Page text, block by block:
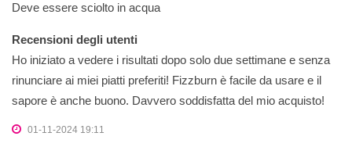
Deve essere sciolto in acqua
Recensioni degli utenti
Ho iniziato a vedere i risultati dopo solo due settimane e senza
rinunciare ai miei piatti preferiti! Fizzburn è facile da usare e il
sapore è anche buono. Davvero soddisfatta del mio acquisto!
01-11-2024 19:11